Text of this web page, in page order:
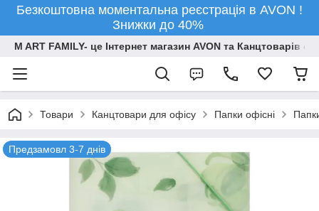
Безкоштовна моментальна реєстрація в AVON !
Знижки до 40%
M ART FAMILY- це Інтернет магазин AVON та Канцтоварів
Товари Канцтовари для офiсу Папки офісні
Предзамовл 3-7 днів